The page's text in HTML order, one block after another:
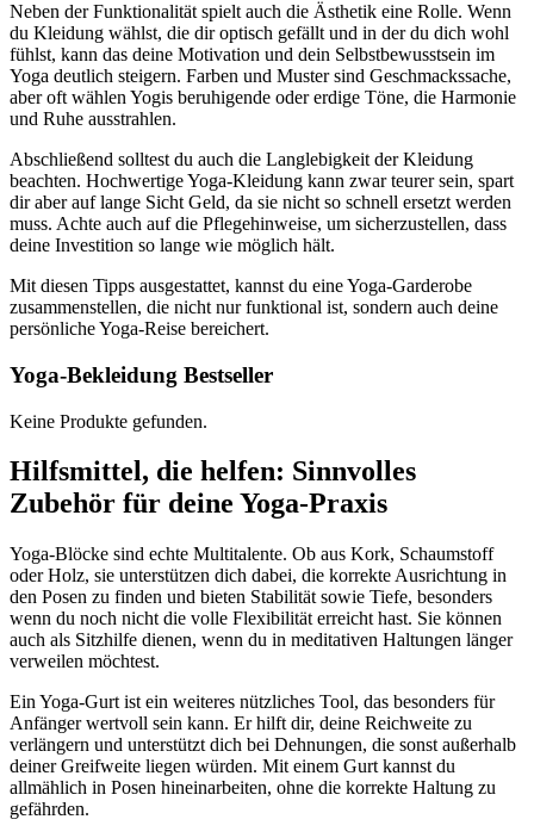
Neben der Funktionalität spielt auch die Ästhetik eine Rolle. Wenn
du Kleidung wählst, die dir optisch gefällt und in der du dich wohl
fühlst, kann das deine Motivation und dein Selbstbewusstsein im
Yoga deutlich steigern. Farben und Muster sind Geschmackssache,
aber oft wählen Yogis beruhigende oder erdige Töne, die Harmonie
und Ruhe ausstrahlen.
Abschließend solltest du auch die Langlebigkeit der Kleidung
beachten. Hochwertige Yoga-Kleidung kann zwar teurer sein, spart
dir aber auf lange Sicht Geld, da sie nicht so schnell ersetzt werden
muss. Achte auch auf die Pflegehinweise, um sicherzustellen, dass
deine Investition so lange wie möglich hält.
Mit diesen Tipps ausgestattet, kannst du eine Yoga-Garderobe
zusammenstellen, die nicht nur funktional ist, sondern auch deine
persönliche Yoga-Reise bereichert.
Yoga-Bekleidung Bestseller
Keine Produkte gefunden.
Hilfsmittel, die helfen: Sinnvolles
Zubehör für deine Yoga-Praxis
Yoga-Blöcke sind echte Multitalente. Ob aus Kork, Schaumstoff
oder Holz, sie unterstützen dich dabei, die korrekte Ausrichtung in
den Posen zu finden und bieten Stabilität sowie Tiefe, besonders
wenn du noch nicht die volle Flexibilität erreicht hast. Sie können
auch als Sitzhilfe dienen, wenn du in meditativen Haltungen länger
verweilen möchtest.
Ein Yoga-Gurt ist ein weiteres nützliches Tool, das besonders für
Anfänger wertvoll sein kann. Er hilft dir, deine Reichweite zu
verlängern und unterstützt dich bei Dehnungen, die sonst außerhalb
deiner Greifweite liegen würden. Mit einem Gurt kannst du
allmählich in Posen hineinarbeiten, ohne die korrekte Haltung zu
gefährden.